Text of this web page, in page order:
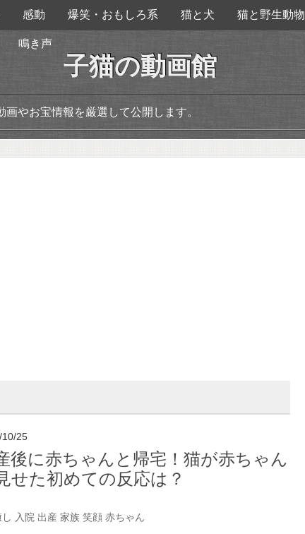
感動 爆笑・おもしろ系 猫と犬 猫と野生動物
鳴き声
子猫の動画館
やお宝情報を厳選して公開します。
10/25
後に赤ちゃんと帰宅！猫が赤ちゃん
せた初めての反応は？
入院 出産 家族 笑顔 赤ちゃん